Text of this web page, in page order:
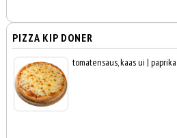
PIZZA KIP DONER
tomatensaus, kaas ui |